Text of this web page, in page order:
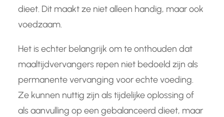
dieet. Dit maakt ze niet alleen handig, maar ook
voedzaam.
Het is echter belangrijk om te onthouden dat
maaltijdvervangers repen niet bedoeld zijn als
permanente vervanging voor echte voeding.
Ze kunnen nuttig zijn als tijdelijke oplossing of
als aanvulling op een gebalanceerd dieet, maar